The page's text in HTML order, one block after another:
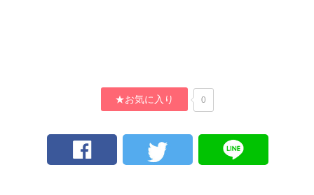
★お気に入り 0